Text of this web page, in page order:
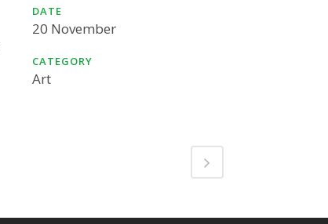
DATE
20 November
CATEGORY
Art